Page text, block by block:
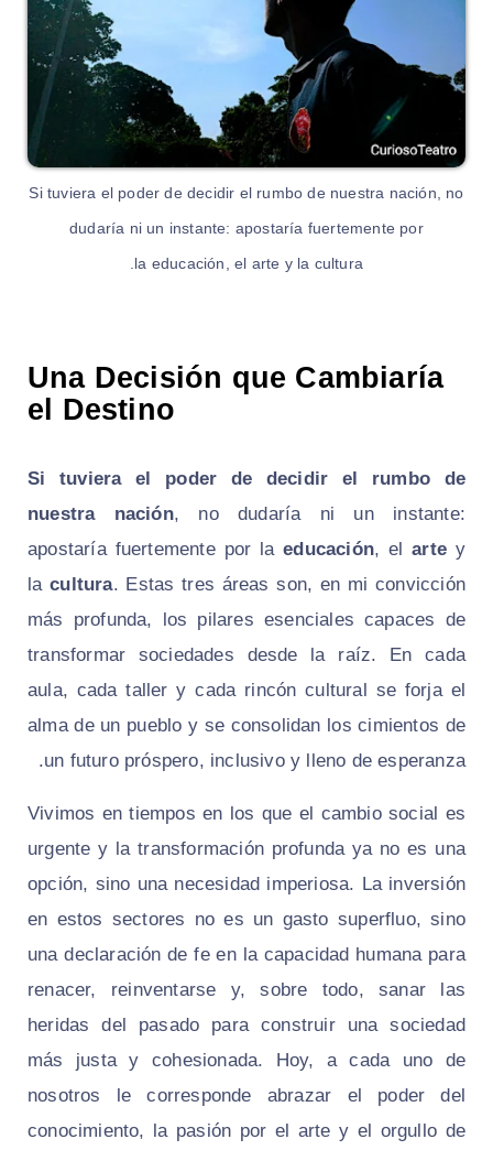
Si tuviera el poder de decidir el rumbo de nuestra nación, no
dudaría ni un instante: apostaría fuertemente por
la educación , el arte y la cultura.
Una Decisión que Cambiaría
el Destino
Si tuviera el poder de decidir el rumbo de
nuestra nación, no dudaría ni un instante:
apostaría fuertemente por laeducación, elarte y
lacultura. Estas tres áreas son, en mi convicción
más profunda, los pilares esenciales capaces de
transformar sociedades desde la raíz. En cada
aula, cada taller y cada rincón cultural se forja el
alma de un pueblo y se consolidan los cimientos de
un futuro próspero, inclusivo y lleno de esperanza.
Vivimos en tiempos en los que el cambio social es
urgente y la transformación profunda ya no es una
opción, sino una necesidad imperiosa. La inversión
en estos sectores no es un gasto superfluo, sino
una declaración de fe en la capacidad humana para
renacer, reinventarse y, sobre todo, sanar las
heridas del pasado para construir una sociedad
más justa y cohesionada. Hoy, a cada uno de
nosotros le corresponde abrazar el poder del
conocimiento, la pasión por el arte y el orgullo de